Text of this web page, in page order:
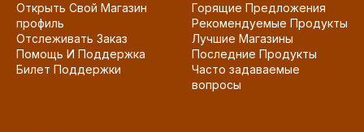
Открыть Свой Магазин
профиль
Отслеживать Заказ
Помощь И Поддержка
Билет Поддержки
Горящие Предложения
Рекомендуемые Продукты
Лучшие Магазины
Последние Продукты
Часто задаваемые
вопросы